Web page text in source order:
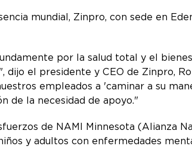
mundial, Zinpro, con sede en
por la salud total y el
dijo el presidente y CEO de Zinpro,
empleados a 'caminar a su
de la necesidad de apoyo."
de NAMI Minnesota (Alianza
y adultos con enfermedades